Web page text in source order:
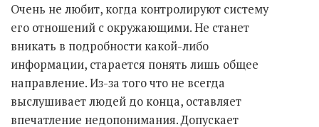
Очень не любит, когда контролируют систему
его отношений с окружающими. Не станет
вникать в подробности какой-либо
информации, старается понять лишь общее
направление. Из-за того что не всегда
выслушивает людей до конца, оставляет
впечатление недопонимания. Допускает